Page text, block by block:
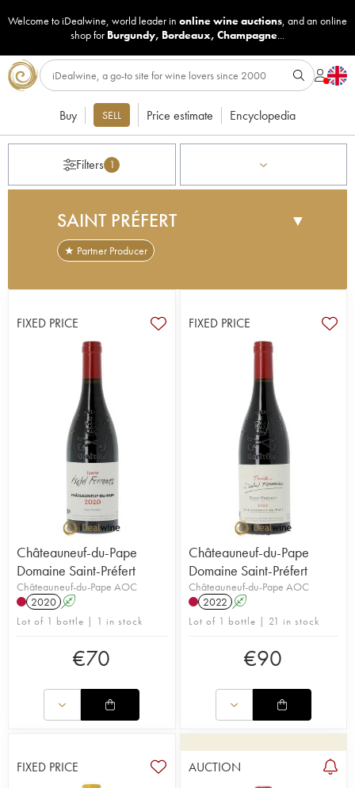
Welcome to iDealwine, world leader in online wine auctions, and an online
shop for Burgundy, Bordeaux, Champagne...
Buy SELL Price estimate Encyclopedia
Filters 1
SAINT PRÉFERT ▼
★ Partner Producer
planted in 1930 on gravel and pebble soils on the
southern side of the village of Châteauneuf-du-
Pape. Isabel has been producing three cuvées of
Châteauneuf-du-Pape red since the beginning of
her winemaking career. Her wines reflect the
appellation's warm, well-drained and sunny terroir
to perfection, and are therefore imbued with
candied, chocolatey and empyreumatic notes.
Thanks to this determined woman's endeavours,
this sustainably-run property is one of the top
names in the appellation.
FIXED PRICE
Châteauneuf-du-Pape
Domaine Saint-Préfert
Châteauneuf-du-Pape AOC
2020 A
Lot of 1 bottle | 1 in stock
€70
FIXED PRICE
Châteauneuf-du-Pape
Domaine Saint-Préfert
Châteauneuf-du-Pape AOC
2022 A
Lot of 1 bottle | 21 in stock
€90
FIXED PRICE AUCTION